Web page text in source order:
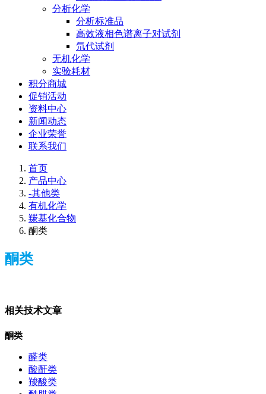
分析化学
分析标准品
高效液相色谱离子对试剂
氘代试剂
无机化学
实验耗材
积分商城
促销活动
资料中心
新闻动态
企业荣誉
联系我们
首页
产品中心
-其他类
有机化学
羰基化合物
酮类
酮类
相关技术文章
酮类
醛类
酸酐类
羧酸类